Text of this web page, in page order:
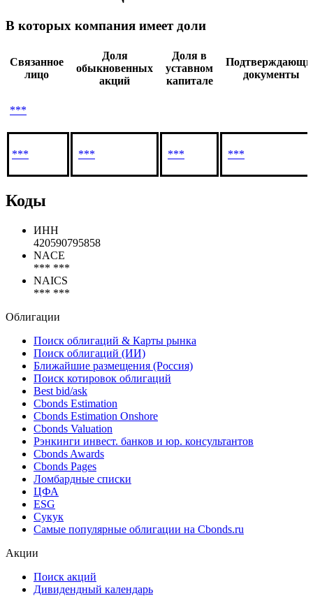
В которых компания имеет доли
Связанное
лицо
Доля
обыкновенных
акций
Доля в
уставном
капитале
документы
***
*** *** *** ***
Коды
ИНН
420590795858
NACE
*** ***
NAICS
*** ***
Облигации
Поиск облигаций & Карты рынка
Поиск облигаций (ИИ)
Ближайшие размещения (Россия)
Поиск котировок облигаций
Best bid/ask
Cbonds Estimation
Cbonds Estimation Onshore
Cbonds Valuation
Рэнкинги инвест. банков и юр. консультантов
Cbonds Awards
Cbonds Pages
Ломбардные списки
ЦФА
ESG
Сукук
Самые популярные облигации на Cbonds.ru
Акции
Поиск акций
Дивидендный календарь